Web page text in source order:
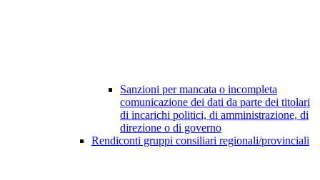
Sanzioni per mancata o incompleta
comunicazione dei dati da parte dei titolari
di incarichi politici, di amministrazione, di
direzione o di governo
Rendiconti gruppi consiliari regionali/provinciali